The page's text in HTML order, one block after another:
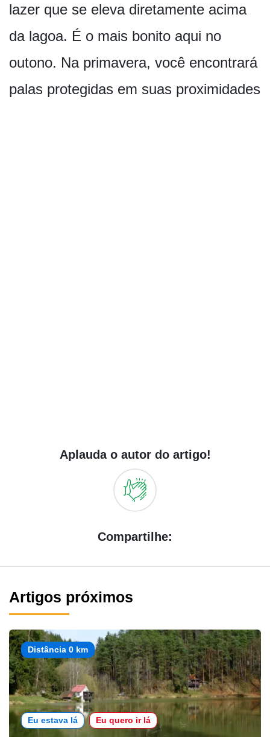
lazer que se eleva diretamente acima
da lagoa. É o mais bonito aqui no
outono. Na primavera, você encontrará
palas protegidas em suas proximidades
Aplauda o autor do artigo!
Compartilhe:
Artigos próximos
Distância 0 km
Eu estava lá Eu quero ir lá